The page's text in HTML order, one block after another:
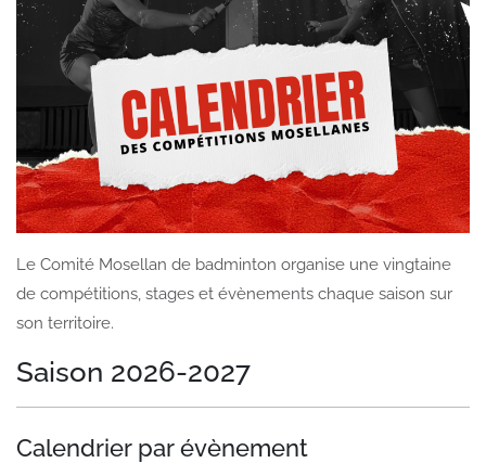
Le Comité Mosellan de badminton organise une vingtaine
de compétitions, stages et évènements chaque saison sur
son territoire.
Saison 2026-2027
Calendrier par évènement